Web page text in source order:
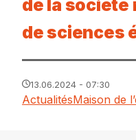
de la
de sciences
13.06.2024 - 07:30
ActualitésMaison de